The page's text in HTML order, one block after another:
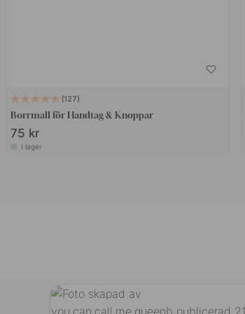
127
Borrmall för Handtag & Knoppar
75 kr
I lager